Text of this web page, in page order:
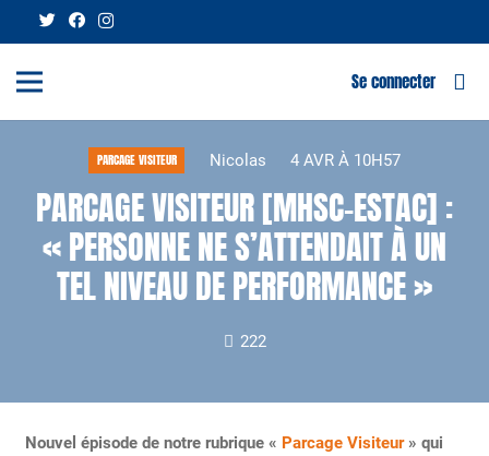
Se connecter
PARCAGE VISITEUR Nicolas 4 AVR À 10H57
PARCAGE VISITEUR [MHSC-ESTAC] :
« PERSONNE NE S’ATTENDAIT À UN
TEL NIVEAU DE PERFORMANCE »
222
Nouvel épisode de notre rubrique « Parcage Visiteur» qui